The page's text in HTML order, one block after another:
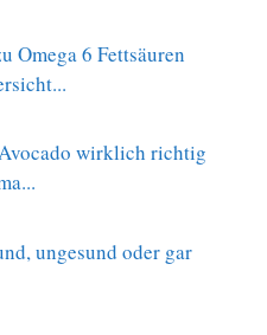
Omega 6 Fettsäuren
wirklich richtig
ungesund oder gar